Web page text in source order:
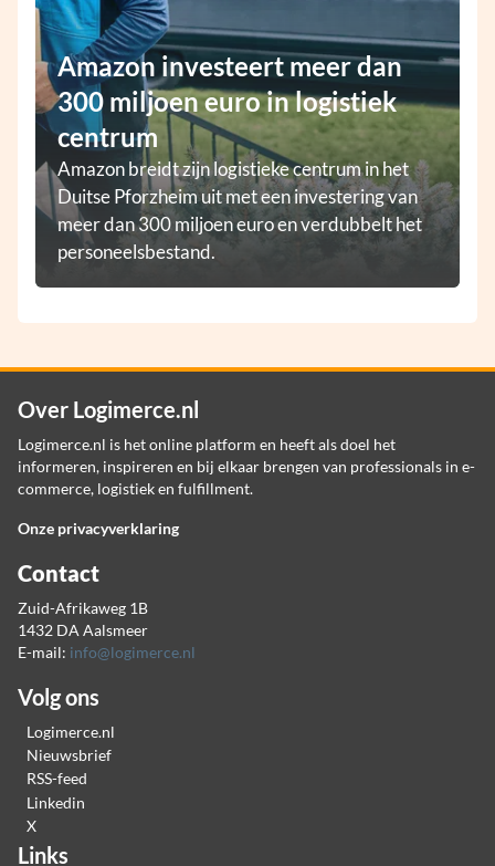
Amazon investeert meer dan
300 miljoen euro in logistiek
centrum
Amazon breidt zijn logistieke centrum in het
Duitse Pforzheim uit met een investering van
meer dan 300 miljoen euro en verdubbelt het
personeelsbestand.
Over Logimerce.nl
Logimerce.nl is het online platform en heeft als doel het
informeren, inspireren en bij elkaar brengen van professionals in e-
commerce, logistiek en fulfillment.
Onze privacyverklaring
Contact
Zuid-Afrikaweg 1B
1432 DA Aalsmeer
E-mail: info@logimerce.nl
Volg ons
Logimerce.nl
Nieuwsbrief
RSS-feed
Linkedin
X
Links